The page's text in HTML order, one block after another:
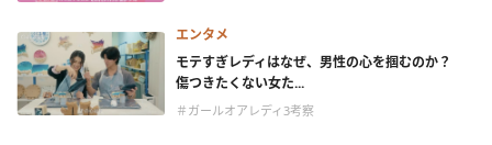
エンタメ
モテすぎレディはなぜ、男性の心を掴むのか？
傷つきたくない女た...
＃ガールオアレディ3考察